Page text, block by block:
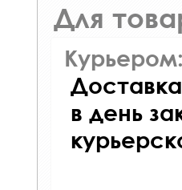
Для
Курьером:
в день